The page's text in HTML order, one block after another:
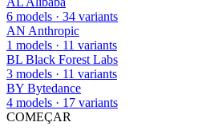
6 models · 34 variants
AN Anthropic
1 models · 11 variants
BL Black Forest Labs
3 models · 11 variants
BY Bytedance
4 models · 17 variants
COMEÇAR